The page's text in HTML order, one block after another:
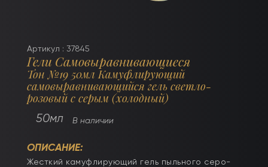
Артикул : 37845
Гели Самовыравнивающиеся
Тон №19 50мл Камуфлирующий
самовыравнивающийся гель светло-
розовый с серым (холодный)
50мл В наличии
ОПИСАНИЕ:
Жесткий камуфлирующий гель пыльного серо-